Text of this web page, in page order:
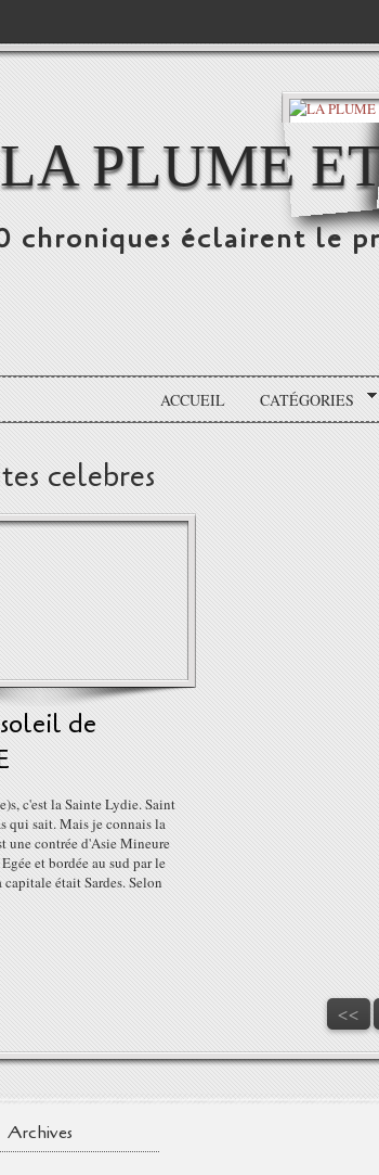
LA PLUME
chroniques éclairent le
ACCUEIL CATÉGORIES
celebres
de
c'est la Sainte Lydie. Saint
qui sait. Mais je connais la
une contrée d'Asie Mineure
et bordée au sud par le
était Sardes. Selon
<<
Archives